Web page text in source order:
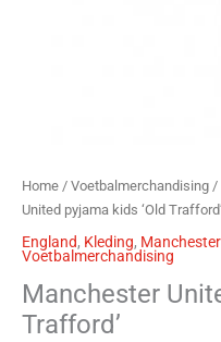
Home / Voetbalmerchandising /
United pyjama kids ‘Old Trafford’
England, Kleding,
Voetbalmerchandising
Manchester
Trafford’